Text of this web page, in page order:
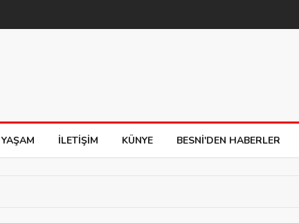
YAŞAM İLETIŞIM KÜNYE BESNI'DEN HABERLER